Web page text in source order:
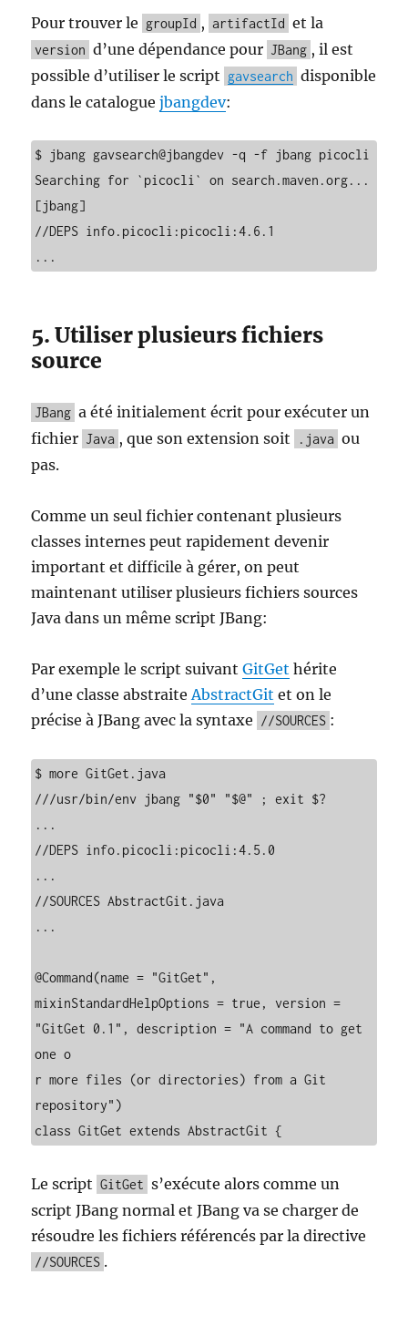
Pour trouver le groupId , artifactId et la
version d’une dépendance pour JBang , il est
possible d’utiliser le script gavsearch disponible
dans le cataloguejbangdev:
$ jbang gavsearch@jbangdev -q -f jbang picocli
Searching for `picocli` on search.maven.org...
[jbang]
//DEPS info.picocli:picocli:4.6.1
...
5. Utiliser plusieurs fichiers
source
JBang a été initialement écrit pour exécuter un
fichier Java , que son extension soit .java ou
pas.
Comme un seul fichier contenant plusieurs
classes internes peut rapidement devenir
important et difficile à gérer, on peut
maintenant utiliser plusieurs fichiers sources
Java dans un même script JBang:
Par exemple le script suivantGitGet hérite
d’une classe abstraiteAbstractGit et on le
précise à JBang avec la syntaxe
//SOURCES :
$ more GitGet.java
///usr/bin/env jbang "$0" "$@" ; exit $?
...
//DEPS info.picocli:picocli:4.5.0
...
//SOURCES AbstractGit.java
...
@Command(name = "GitGet",
mixinStandardHelpOptions = true, version =
"GitGet 0.1", description = "A command to get
one o
r more files (or directories) from a Git
repository")
class GitGet extends AbstractGit {
Le script GitGet s’exécute alors comme un
script JBang normal et JBang va se charger de
résoudre les fichiers référencés par la directive
//SOURCES .